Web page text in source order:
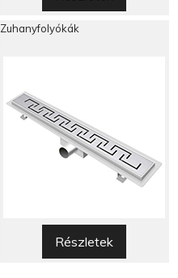
Zuhanyfolyókák
Részletek